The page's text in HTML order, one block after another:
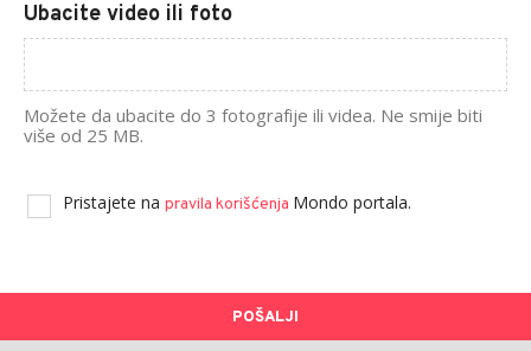
Ubacite video ili foto
Možete da ubacite do 3 fotografije ili videa. Ne smije biti
više od 25 MB.
Pristajete na pravila korišćenja Mondo portala.
POŠALJI